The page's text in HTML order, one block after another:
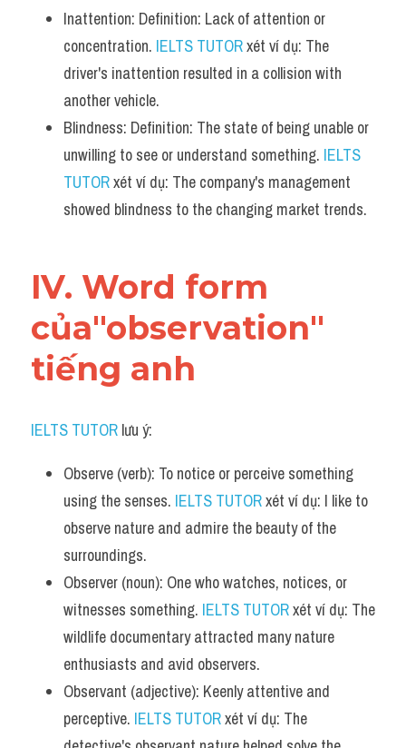
Inattention: Definition: Lack of attention or
concentration. IELTS TUTOR xét ví dụ: The
driver's inattention resulted in a collision with
another vehicle.
Blindness: Definition: The state of being unable or
unwilling to see or understand something. IELTS
TUTOR xét ví dụ: The company's management
showed blindness to the changing market trends.
IV. Word form
của"observation"
tiếng anh
IELTS TUTOR lưu ý:
Observe (verb): To notice or perceive something
using the senses. IELTS TUTOR xét ví dụ: I like to
observe nature and admire the beauty of the
surroundings.
Observer (noun): One who watches, notices, or
witnesses something. IELTS TUTOR xét ví dụ: The
wildlife documentary attracted many nature
enthusiasts and avid observers.
Observant (adjective): Keenly attentive and
perceptive. IELTS TUTOR xét ví dụ: The